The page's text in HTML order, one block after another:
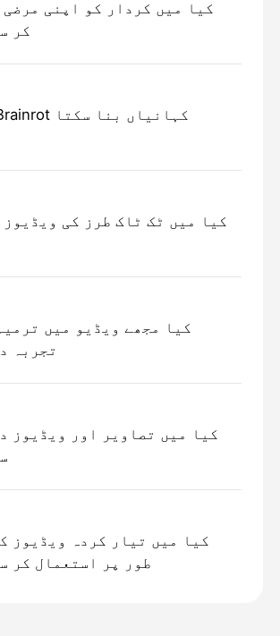
کیا میں کردار کو اپنی
کر
کیا میں ٹک ٹاک طرز کی ویڈیوز
کیا مجھے ویڈیو میں
تجربہ
کیا میں تصاویر اور ویڈیوز
کیا میں تیار کردہ ویڈیوز
طور پر استعمال کر